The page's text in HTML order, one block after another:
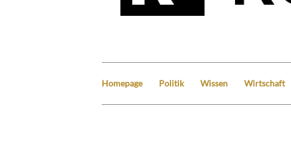
Homepage Politik Wissen Wirtschaft